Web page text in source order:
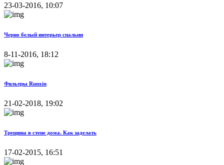
23-03-2016, 10:07
Черно белый интерьер спальни
8-11-2016, 18:12
Фильтры Runxin
21-02-2018, 19:02
Трещина в стене дома. Как заделать
17-02-2015, 16:51